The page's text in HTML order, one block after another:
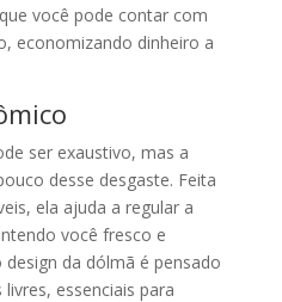
você pode contar com
economizando dinheiro a
ser exaustivo, mas a
desse desgaste. Feita
ela ajuda a regular a
você fresco e
da dólmã é pensado
essenciais para